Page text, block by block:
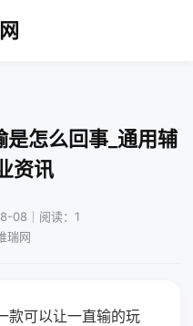
怎么回事_通用辅
资讯
08｜阅读：1
瑞网
款可以让一直输的玩